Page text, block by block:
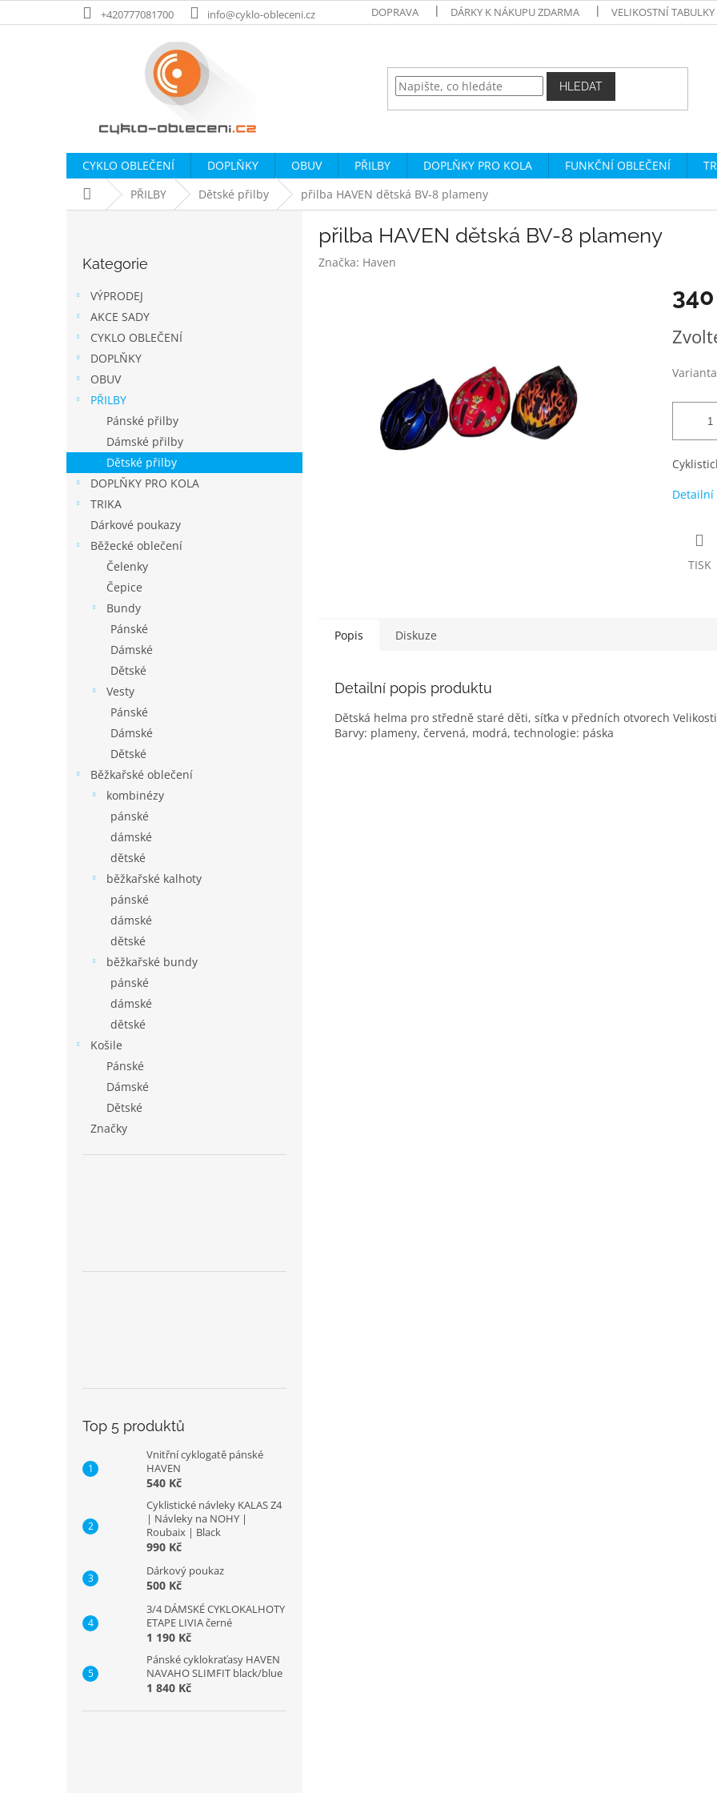
na
+420777081700 info@cyklo-obleceni.cz DOPRAVA DÁRKY K NÁKUPU ZDARMA VELIKOSTNÍ TABULKY
HLEDAT
CYKLO OBLEČENÍ DOPLŇKY OBUV PŘILBY DOPLŇKY PRO KOLA FUNKČNÍ OBLEČENÍ
Domů PŘILBY Dětské přilby přilba HAVEN dětská BV-8 plameny
l
kategorie
Kategorie
VÝPRODEJ
AKCE SADY
CYKLO OBLEČENÍ
DOPLŇKY
OBUV
PŘILBY
Pánské přilby
Dámské přilby
Dětské přilby
DOPLŇKY PRO KOLA
TRIKA
Dárkové poukazy
Běžecké oblečení
Čelenky
Čepice
Bundy
Pánské
Dámské
Dětské
Vesty
Pánské
Dámské
Dětské
Běžkařské oblečení
kombinézy
pánské
dámské
dětské
běžkařské kalhoty
pánské
dámské
dětské
běžkařské bundy
pánské
dámské
dětské
Košile
Pánské
Dámské
Dětské
Značky
Top 5 produktů
Vnitřní cyklogatě pánské
HAVEN
540 Kč
Cyklistické návleky KALAS Z4
| Návleky na NOHY |
Roubaix | Black
990 Kč
Dárkový poukaz
500 Kč
3/4 DÁMSKÉ CYKLOKALHOTY
ETAPE LIVIA černé
1 190 Kč
Pánské cyklokraťasy HAVEN
NAVAHO SLIMFIT black/blue
1 840 Kč
přilba HAVEN dětská BV-8 plameny
Značka: Haven
cena:
Varianta
TISK
Popis Diskuze
Detailní popis produktu
Dětská helma pro středně staré děti, síťka v předních otvorech
Barvy: plameny, červená, modrá, technologie: páska